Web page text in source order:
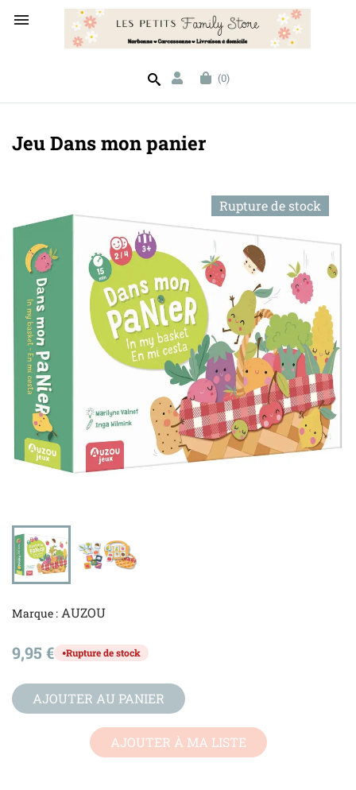

(0)
Jeu Dans mon panier
Rupture de stock
Marque : AUZOU
9,95 € ●Rupture de stock
AJOUTER AU PANIER
AJOUTER À MA LISTE